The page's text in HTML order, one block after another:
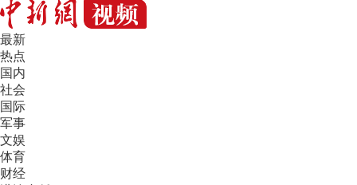
最新
热点
国内
社会
国际
军事
文娱
体育
财经